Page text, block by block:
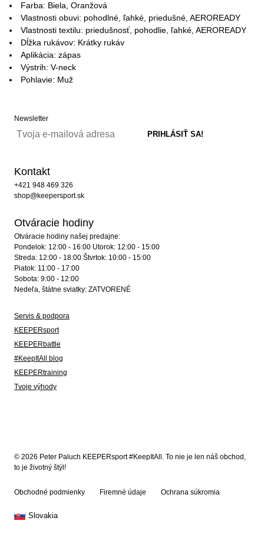
Farba: Biela, Oranžová
Vlastnosti obuvi: pohodlné, ľahké, priedušné, AEROREADY
Vlastnosti textilu: priedušnosť, pohodlie, ľahké, AEROREADY
Dĺžka rukávov: Krátky rukáv
Aplikácia: zápas
Výstrih: V-neck
Pohlavie: Muž
Newsletter
Kontakt
+421 948 469 326
shop@keepersport.sk
Otváracie hodiny
Otváracie hodiny našej predajne:
Pondelok: 12:00 - 16:00 Utorok: 12:00 - 15:00
Streda: 12:00 - 18:00 Štvrtok: 10:00 - 15:00
Piatok: 11:00 - 17:00
Sobota: 9:00 - 12:00
Nedeľa, štátne sviatky: ZATVORENÉ
Servis & podpora
KEEPERsport
KEEPERbattle
#KeepItAll blog
KEEPERtraining
Tvoje výhody
© 2026 Peter Paluch KEEPERsport #KeepItAll. To nie je len náš obchod,
to je životný štýl!
Obchodné podmienky Firemné údaje Ochrana súkromia
Slovakia